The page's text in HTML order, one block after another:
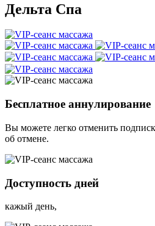
Дельта Спа
Бесплатное аннулирование
Вы можете легко отменить
об отмене.
Доступность дней
кажый день,